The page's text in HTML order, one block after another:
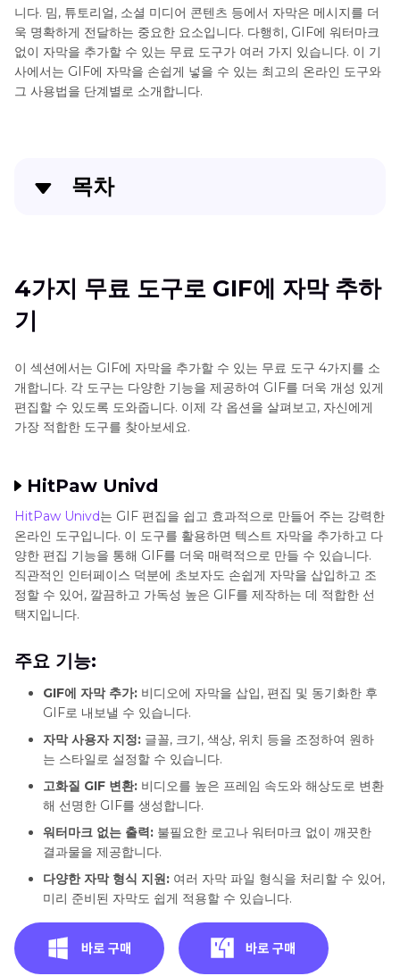
니다. 밈, 튜토리얼, 소셜 미디어 콘텐츠 등에서 자막은 메시지를 더
욱 명확하게 전달하는 중요한 요소입니다. 다행히, GIF에 워터마크
없이 자막을 추가할 수 있는 무료 도구가 여러 가지 있습니다. 이 기
사에서는 GIF에 자막을 손쉽게 넣을 수 있는 최고의 온라인 도구와
그 사용법을 단계별로 소개합니다.
목차
자주 묻는 질문: GIF에 자막 추가하기
4가지 무료 도구로 GIF에 자막 추하
기
이 섹션에서는 GIF에 자막을 추가할 수 있는 무료 도구 4가지를 소
개합니다. 각 도구는 다양한 기능을 제공하여 GIF를 더욱 개성 있게
편집할 수 있도록 도와줍니다. 이제 각 옵션을 살펴보고, 자신에게
가장 적합한 도구를 찾아보세요.
HitPaw Univd
HitPaw Univd는 GIF 편집을 쉽고 효과적으로 만들어 주는 강력한
온라인 도구입니다. 이 도구를 활용하면 텍스트 자막을 추가하고 다
양한 편집 기능을 통해 GIF를 더욱 매력적으로 만들 수 있습니다.
직관적인 인터페이스 덕분에 초보자도 손쉽게 자막을 삽입하고 조
정할 수 있어, 깔끔하고 가독성 높은 GIF를 제작하는 데 적합한 선
택지입니다.
주요 기능:
GIF에 자막 추가: 비디오에 자막을 삽입, 편집 및 동기화한 후
GIF로 내보낼 수 있습니다.
자막 사용자 지정: 글꼴, 크기, 색상, 위치 등을 조정하여 원하
는 스타일로 설정할 수 있습니다.
고화질 GIF 변환: 비디오를 높은 프레임 속도와 해상도로 변환
해 선명한 GIF를 생성합니다.
워터마크 없는 출력: 불필요한 로고나 워터마크 없이 깨끗한
결과물을 제공합니다.
다양한 자막 형식 지원: 여러 자막 파일 형식을 처리할 수 있어,
미리 준비된 자막도 쉽게 적용할 수 있습니다.